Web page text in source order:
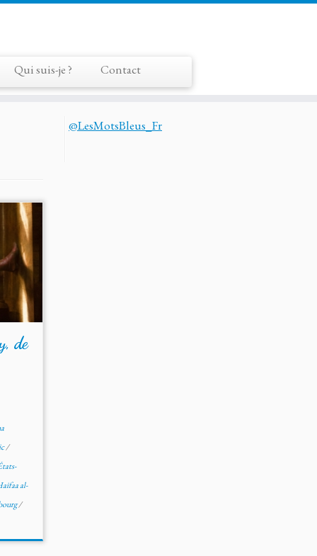
Qui suis-je ? Contact
de
/
al-
/
@LesMotsBleus_Fr